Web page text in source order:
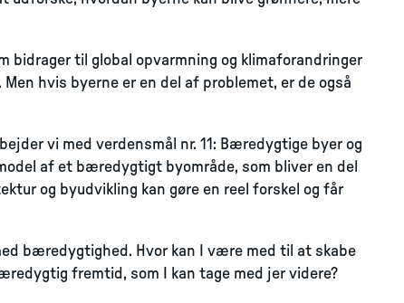
bidrager til global opvarmning og klimaforandringer
hvis byerne er en del af problemet, er de også
vi med verdensmål nr. 11: Bæredygtige byer og
af et bæredygtigt byområde, som bliver en del
og byudvikling kan gøre en reel forskel og får
bæredygtighed. Hvor kan I være med til at skabe
fremtid, som I kan tage med jer videre?